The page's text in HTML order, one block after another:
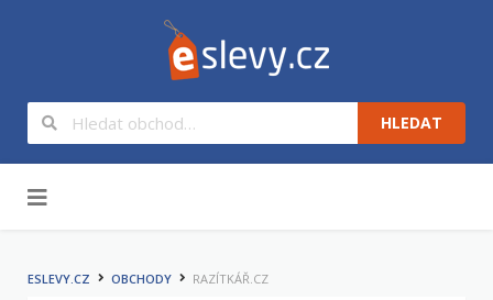
HLEDAT
ESLEVY.CZ OBCHODY RAZÍTKÁŘ.CZ